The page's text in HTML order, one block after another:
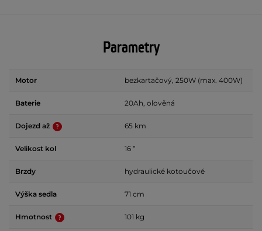
Parametry
Motor bezkartačový, 250W (max. 400W)
Baterie 20Ah, olověná
Dojezd až 65 km
Velikost kol 16 ʺ
Brzdy hydraulické kotoučové
Výška sedla 71 cm
Hmotnost 101 kg